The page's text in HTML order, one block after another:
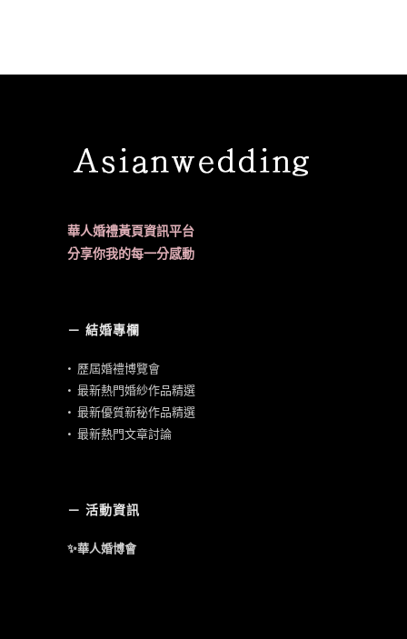
華人婚禮黃頁資訊平台
分享你我的每一分感動
－ 結婚專欄
• 歷屆婚禮博覽會
• 最新熱門婚紗作品精選
• 最新優質新秘作品精選
• 最新熱門文章討論
－ 活動資訊
✨華人婚博會